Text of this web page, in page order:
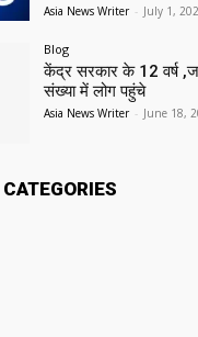
Asia News Writer - July 1,
Blog
केंद्र सरकार के 12 वर्ष
संख्या में लोग पहुंचे
Asia News Writer - June 18,